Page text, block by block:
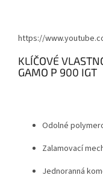
https://
KLÍČOVÉ
GAMO P 900 IGT
Odolné
Zalamovací
Jednoranná